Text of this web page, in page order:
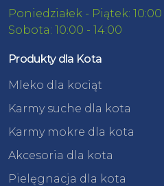
Poniedziałek - Piątek: 10:00
Sobota: 10:00 - 14:00
Produkty dla Kota
Mleko dla kociąt
Karmy suche dla kota
Karmy mokre dla kota
Akcesoria dla kota
Pielęgnacja dla kota